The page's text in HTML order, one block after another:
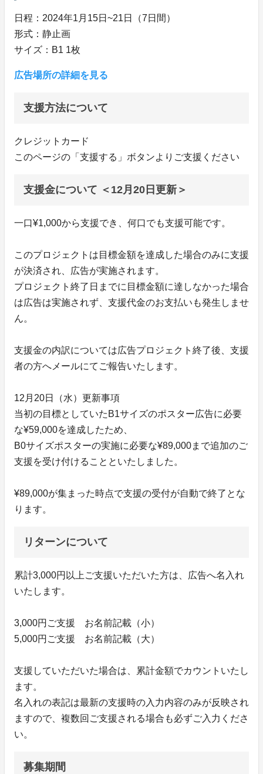
日程：2024年1月15日~21日（7日間）
形式：静止画
サイズ：B1 1枚
広告場所の詳細を見る
支援方法について
クレジットカード
このページの「支援する」ボタンよりご支援ください
支援金について ＜12月20日更新＞
一口¥1,000から支援でき、何口でも支援可能です。
このプロジェクトは目標金額を達成した場合のみに支援
が決済され、広告が実施されます。
プロジェクト終了日までに目標金額に達しなかった場合
は広告は実施されず、支援代金のお支払いも発生しませ
ん。
支援金の内訳については広告プロジェクト終了後、支援
者の方へメールにてご報告いたします。
12月20日（水）更新事項
当初の目標としていたB1サイズのポスター広告に必要
な¥59,000を達成したため、
B0サイズポスターの実施に必要な¥89,000まで追加のご
支援を受け付けることといたしました。
¥89,000が集まった時点で支援の受付が自動で終了とな
ります。
リターンについて
累計3,000円以上ご支援いただいた方は、広告へ名入れ
いたします。
3,000円ご支援 お名前記載（小）
5,000円ご支援 お名前記載（大）
支援していただいた場合は、累計金額でカウントいたし
ます。
名入れの表記は最新の支援時の入力内容のみが反映され
ますので、複数回ご支援される場合も必ずご入力くださ
い。
募集期間